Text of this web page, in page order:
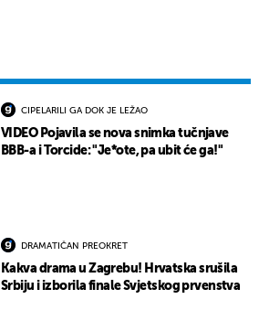
CIPELARILI GA DOK JE LEŽAO
VIDEO Pojavila se nova snimka tučnjave
BBB-a i Torcide: "Je*ote, pa ubit će ga!"
DRAMATIČAN PREOKRET
Kakva drama u Zagrebu! Hrvatska srušila
Srbiju i izborila finale Svjetskog prvenstva